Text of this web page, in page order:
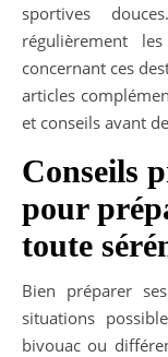
sportives
régulièrement
concernant ces
articles
et conseils avant
Conseils
pour
toute
Bien préparer
situations
bivouac ou